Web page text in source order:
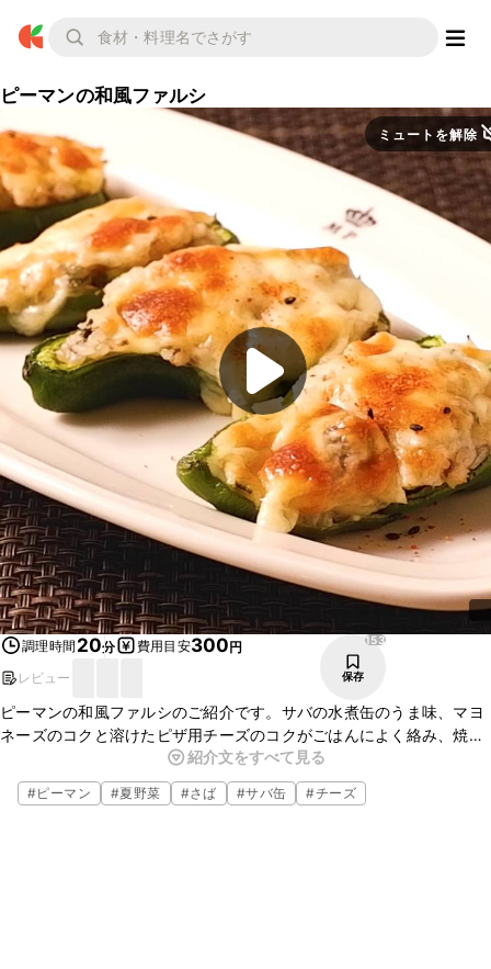
ピーマンの和風ファルシ
ミュートを解除
調理時間 20分 費用目安300円
レビュー
153
保存
ピーマンの和風ファルシのご紹介です。サバの水煮缶のうま味、マヨ
ネーズのコクと溶けたピザ用チーズのコクがごはんによく絡み、焼い
て甘味の増したピーマンとよく合い、おいしいですよ。お手軽な材料
でできますのでぜひ、お試しくださいね。
紹介文をすべて見る
#ピーマン #夏野菜 #さば #サバ缶 #チーズ